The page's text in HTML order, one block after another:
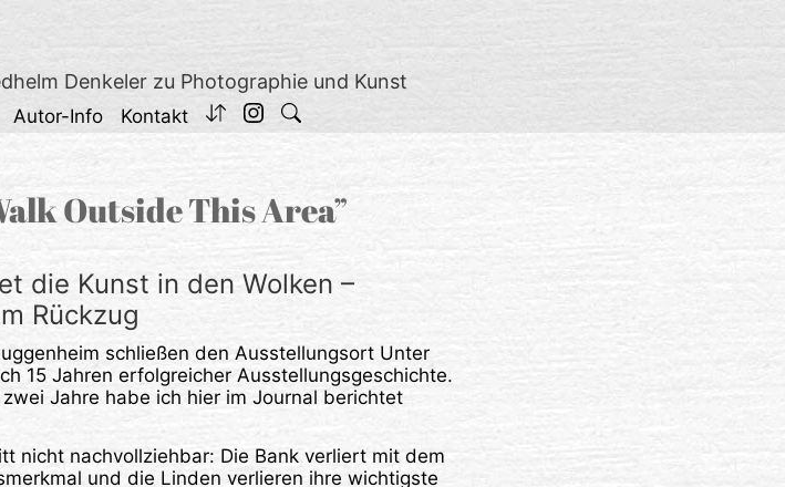
Denkeler zu Photographie und Kunst
Autor-Info Kontakt
Outside This Area”
die Kunst in den Wolken –
Rückzug
schließen den Ausstellungsort Unter
15 Jahren erfolgreicher Ausstellungsgeschichte.
Jahre habe ich hier im Journal berichtet
nicht nachvollziehbar: Die Bank verliert mit dem
und die Linden verlieren ihre wichtigste